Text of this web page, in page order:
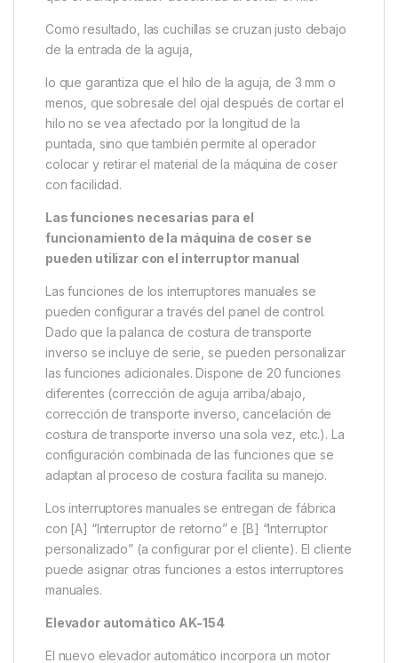
Como resultado, las cuchillas se cruzan justo debajo
de la entrada de la aguja,
lo que garantiza que el hilo de la aguja, de 3 mm o
menos, que sobresale del ojal después de cortar el
hilo no se vea afectado por la longitud de la
puntada, sino que también permite al operador
colocar y retirar el material de la máquina de coser
con facilidad.
Las funciones necesarias para el
funcionamiento de la máquina de coser se
pueden utilizar con el interruptor manual
Las funciones de los interruptores manuales se
pueden configurar a través del panel de control.
Dado que la palanca de costura de transporte
inverso se incluye de serie, se pueden personalizar
las funciones adicionales. Dispone de 20 funciones
diferentes (corrección de aguja arriba/abajo,
corrección de transporte inverso, cancelación de
costura de transporte inverso una sola vez, etc.). La
configuración combinada de las funciones que se
adaptan al proceso de costura facilita su manejo.
Los interruptores manuales se entregan de fábrica
con [A] “Interruptor de retorno” e [B] “Interruptor
personalizado” (a configurar por el cliente). El cliente
puede asignar otras funciones a estos interruptores
manuales.
Elevador automático AK-154
El nuevo elevador automático incorpora un motor